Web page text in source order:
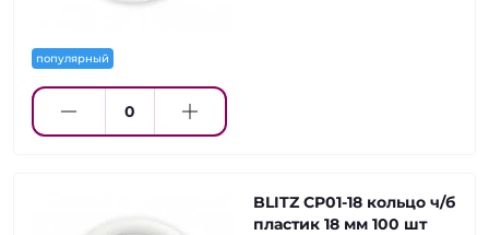
популярный
BLITZ CP01-18 кольцо ч/б
пластик 18 мм 100 шт